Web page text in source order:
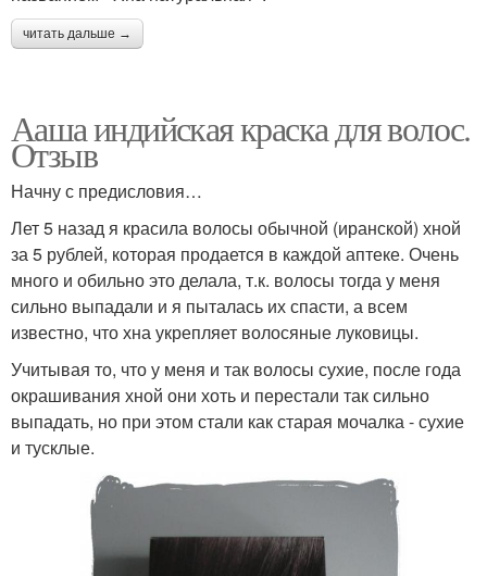
читать дальше →
Ааша индийская краска для волос.
Отзыв
Начну с предисловия…
Лет 5 назад я красила волосы обычной (иранской) хной
за 5 рублей, которая продается в каждой аптеке. Очень
много и обильно это делала, т.к. волосы тогда у меня
сильно выпадали и я пыталась их спасти, а всем
известно, что хна укрепляет волосяные луковицы.
Учитывая то, что у меня и так волосы сухие, после года
окрашивания хной они хоть и перестали так сильно
выпадать, но при этом стали как старая мочалка - сухие
и тусклые.